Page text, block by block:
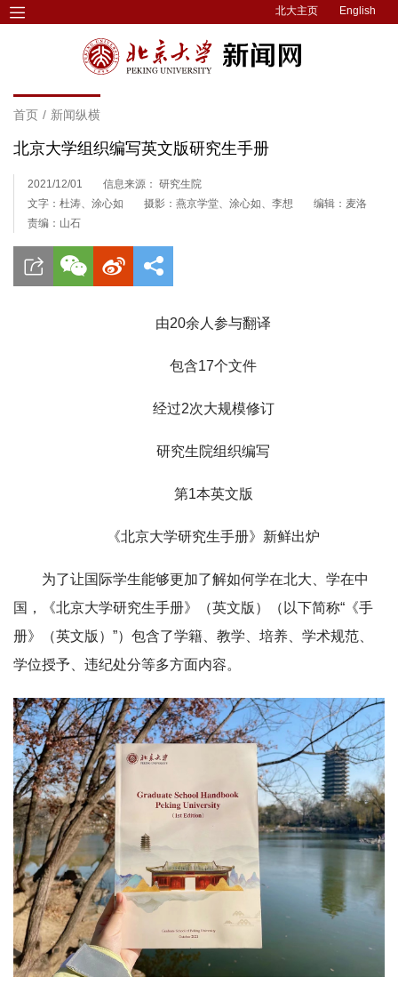
北大主页 English
首页 / 新闻纵横
北京大学组织编写英文版研究生手册
2021/12/01
信息来源： 研究生院
文字：杜涛、涂心如
摄影：燕京学堂、涂心如、李想
编辑：麦洛
责编：山石
由20余人参与翻译
包含17个文件
经过2次大规模修订
研究生院组织编写
第1本英文版
《北京大学研究生手册》新鲜出炉
为了让国际学生能够更加了解如何学在北大、学在中
国，《北京大学研究生手册》（英文版）（以下简称“《手
册》（英文版）”）包含了学籍、教学、培养、学术规范、
学位授予、违纪处分等多方面内容。